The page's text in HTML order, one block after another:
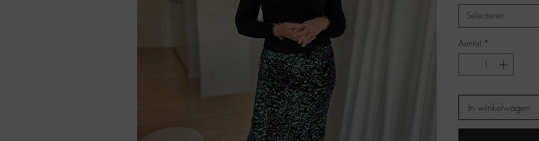
Selecteren
Aantal *
In winkelwagen